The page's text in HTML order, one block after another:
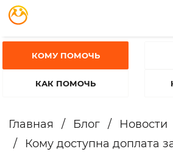
КОМУ ПОМОЧЬ
КАК ПОМОЧЬ
Главная / Блог /
Новости
/
Кому доступна доплата